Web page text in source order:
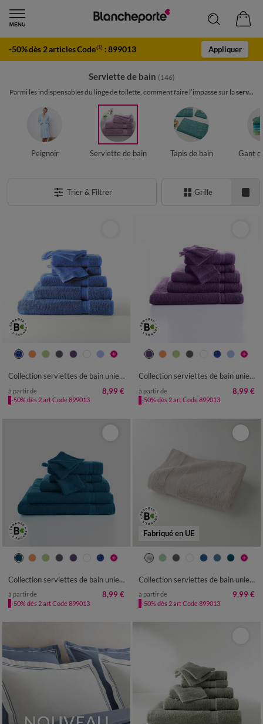
-50% dès 2 articles Code(1) :899013 Appliquer
Serviette de bain (146)
Parmi les indispensables du linge de toilette, comment faire l’impasse sur laserv...
Peignoir Serviette de bain Tapis de bain Gant
Trier & Filtrer Grille
Collection serviettes de bain unies - confort moelleux 420 g/m²
à partir de 8,99 €
-50% dès 2 art Code 899013
Collection serviettes de bain unies - confort moelleux 420 g/m²
à partir de 8,99 €
-50% dès 2 art Code 899013
Collection serviettes de bain unies - confort moelleux 420 g/m²
à partir de 8,99 €
-50% dès 2 art Code 899013
Fabriqué en UE
Collection serviettes de bain unies - confort luxe 540g/m²
à partir de 9,99 €
-50% dès 2 art Code 899013